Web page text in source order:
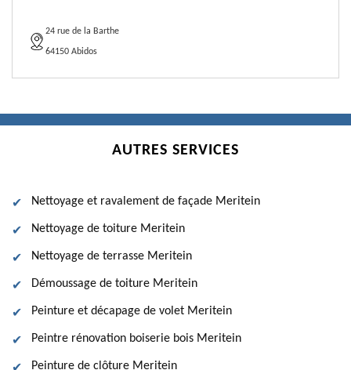
24 rue de la Barthe
64150 Abidos
AUTRES SERVICES
Nettoyage et ravalement de façade Meritein
Nettoyage de toiture Meritein
Nettoyage de terrasse Meritein
Démoussage de toiture Meritein
Peinture et décapage de volet Meritein
Peintre rénovation boiserie bois Meritein
Peinture de clôture Meritein